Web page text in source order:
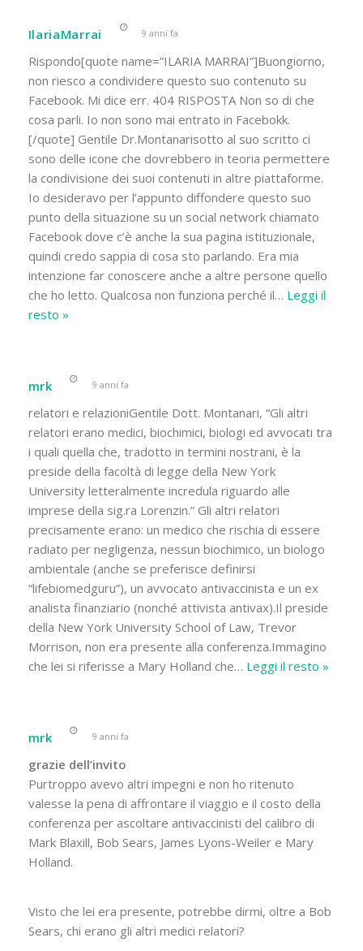
IlariaMarrai 9 anni fa
Rispondo[quote name=”ILARIA MARRAI”]Buongiorno,
non riesco a condividere questo suo contenuto su
Facebook. Mi dice err. 404 RISPOSTA Non so di che
cosa parli. Io non sono mai entrato in Facebokk.
[/quote] Gentile Dr.Montanarisotto al suo scritto ci
sono delle icone che dovrebbero in teoria permettere
la condivisione dei suoi contenuti in altre piattaforme.
Io desideravo per l’appunto diffondere questo suo
punto della situazione su un social network chiamato
Facebook dove c’è anche la sua pagina istituzionale,
quindi credo sappia di cosa sto parlando. Era mia
intenzione far conoscere anche a altre persone quello
che ho letto. Qualcosa non funziona perché il… Leggi il
resto »
mrk 9 anni fa
relatori e relazioniGentile Dott. Montanari, “Gli altri
relatori erano medici, biochimici, biologi ed avvocati tra
i quali quella che, tradotto in termini nostrani, è la
preside della facoltà di legge della New York
University letteralmente incredula riguardo alle
imprese della sig.ra Lorenzin.” Gli altri relatori
precisamente erano: un medico che rischia di essere
radiato per negligenza, nessun biochimico, un biologo
ambientale (anche se preferisce definirsi
“lifebiomedguru”), un avvocato antivaccinista e un ex
analista finanziario (nonché attivista antivax).Il preside
della New York University School of Law, Trevor
Morrison, non era presente alla conferenza.Immagino
che lei si riferisse a Mary Holland che… Leggi il resto »
mrk 9 anni fa
grazie dell’invito
Purtroppo avevo altri impegni e non ho ritenuto
valesse la pena di affrontare il viaggio e il costo della
conferenza per ascoltare antivaccinisti del calibro di
Mark Blaxill, Bob Sears, James Lyons-Weiler e Mary
Holland.
Visto che lei era presente, potrebbe dirmi, oltre a Bob
Sears, chi erano gli altri medici relatori?